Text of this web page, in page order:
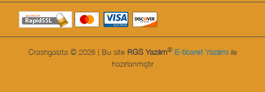
Crashgalata © 2026 | Bu site RGS Yazılım® E-ticaret Yazılımıile
hazırlanmıştır